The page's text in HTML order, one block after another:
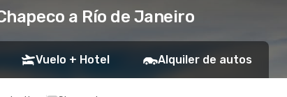
a Río de Janeiro
Vuelo + Hotel Alquiler de autos